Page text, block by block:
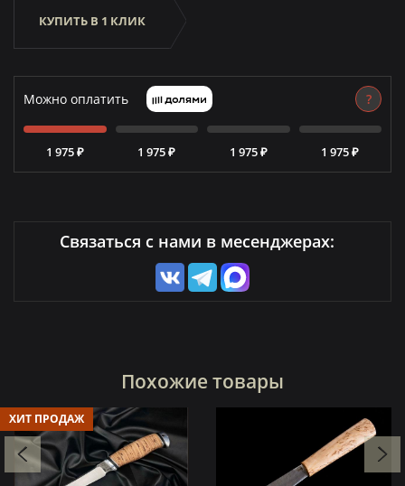
КУПИТЬ В 1 КЛИК
Можно оплатить ?
1 975 ₽ 1 975 ₽ 1 975 ₽ 1 975 ₽
Связаться с нами в месенджерах:
Похожие товары
ХИТ ПРОДАЖ